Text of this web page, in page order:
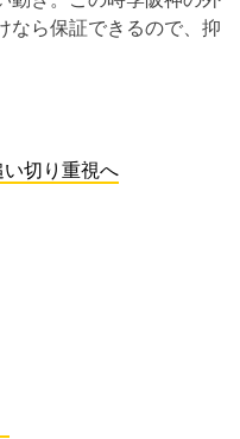
なら保証できるので、抑